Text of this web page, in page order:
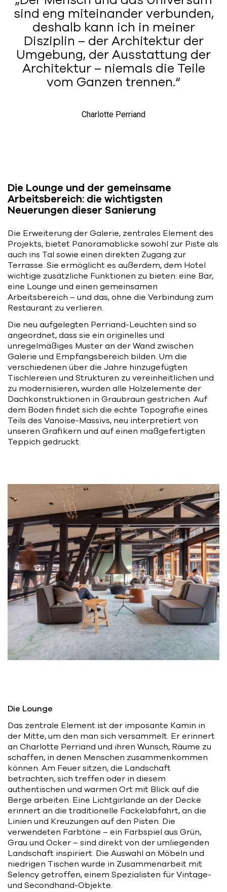
sind eng miteinander verbunden,
deshalb kann ich in meiner
Disziplin – der Architektur der
Umgebung, der Ausstattung der
Architektur – niemals die Teile
vom Ganzen trennen.“
Charlotte Perriand
Die Lounge und der gemeinsame
Arbeitsbereich: die wichtigsten
Neuerungen dieser Sanierung
Die Erweiterung der Galerie, zentrales Element des
Projekts, bietet Panoramablicke sowohl zur Piste als
auch ins Tal sowie einen direkten Zugang zur
Terrasse. Sie ermöglicht es außerdem, dem Hotel
wichtige zusätzliche Funktionen zu bieten: eine Bar,
eine Lounge und einen gemeinsamen
Arbeitsbereich – und das, ohne die Verbindung zum
Restaurant zu verlieren.
Die neu aufgelegten Perriand-Leuchten sind so
angeordnet, dass sie ein originelles und
unregelmäßiges Muster an der Wand zwischen
Galerie und Empfangsbereich bilden. Um die
verschiedenen über die Jahre hinzugefügten
Tischlereien und Strukturen zu vereinheitlichen und
zu modernisieren, wurden alle Holzelemente der
Dachkonstruktionen in Graubraun gestrichen. Auf
dem Boden findet sich die echte Topografie eines
Teils des Vanoise-Massivs, neu interpretiert von
unseren Grafikern und auf einen maßgefertigten
Teppich gedruckt.
Die Lounge
Das zentrale Element ist der imposante Kamin in
der Mitte, um den man sich versammelt. Er erinnert
an Charlotte Perriand und ihren Wunsch, Räume zu
schaffen, in denen Menschen zusammenkommen
können. Am Feuer sitzen, die Landschaft
betrachten, sich treffen oder in diesem
authentischen und warmen Ort mit Blick auf die
Berge arbeiten. Eine Lichtgirlande an der Decke
erinnert an die traditionelle Fackelabfahrt, an die
Linien und Kreuzungen auf den Pisten. Die
verwendeten Farbtöne – ein Farbspiel aus Grün,
Grau und Ocker – sind direkt von der umliegenden
Landschaft inspiriert. Die Auswahl an Möbeln und
niedrigen Tischen wurde in Zusammenarbeit mit
Selency getroffen, einem Spezialisten für Vintage-
und Secondhand-Objekte.